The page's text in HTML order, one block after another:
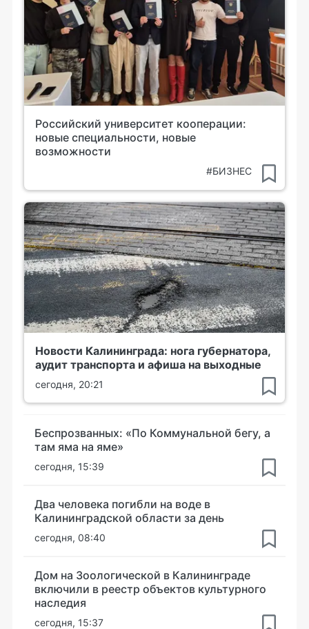
Российский университет кооперации:
новые специальности, новые
возможности
#БИЗНЕС
Новости Калининграда: нога губернатора,
аудит транспорта и афиша на выходные
сегодня, 20:21
Беспрозванных: «По Коммунальной бегу, а
там яма на яме»
сегодня, 15:39
Два человека погибли на воде в
Калининградской области за день
сегодня, 08:40
Дом на Зоологической в Калининграде
включили в реестр объектов культурного
наследия
сегодня, 15:37